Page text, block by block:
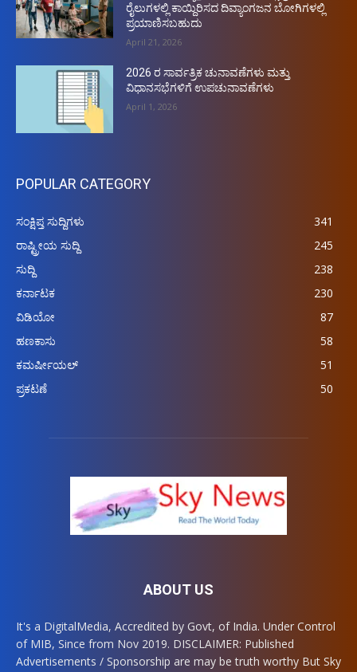
ರೈಲುಗಳಲ್ಲಿ ಕಾಯ್ದಿರಿಸದ ದಿವ್ಯಾಂಗಜನ ಬೋಗಿಗಳಲ್ಲಿ
ಪ್ರಯಾಣಿಸಬಹುದು
April 21, 2026
2026 ರ ಸಾರ್ವತ್ರಿಕ ಚುನಾವಣೆಗಳು ಮತ್ತು
ವಿಧಾನಸಭೆಗಳಿಗೆ ಉಪಚುನಾವಣೆಗಳು
April 1, 2026
POPULAR CATEGORY
ಸಂಕ್ಷಿಪ್ತ ಸುದ್ದಿಗಳು
341
ರಾಷ್ಟ್ರೀಯ ಸುದ್ದಿ
245
ಸುದ್ದಿ
238
ಕರ್ನಾಟಕ
230
ವಿಡಿಯೋ
87
ಹಣಕಾಸು
58
ಕಮರ್ಷೀಯಲ್
51
ಪ್ರಕಟಣೆ
50
ABOUT US
It's a DigitalMedia, Accredited by Govt, of India. Under Control
of MIB, Since from Nov 2019. DISCLAIMER: Published
Advertisements / Sponsorship are may be truth worthy But Sky